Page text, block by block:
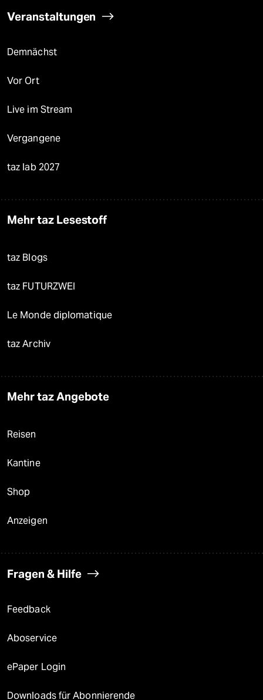
Veranstaltungen
Demnächst
Vor Ort
Live im Stream
Vergangene
taz lab 2027
Mehr taz Lesestoff
taz Blogs
taz FUTURZWEI
Le Monde diplomatique
taz Archiv
Mehr taz Angebote
Reisen
Kantine
Shop
Anzeigen
Fragen & Hilfe
Feedback
Aboservice
ePaper Login
Downloads für Abonnierende